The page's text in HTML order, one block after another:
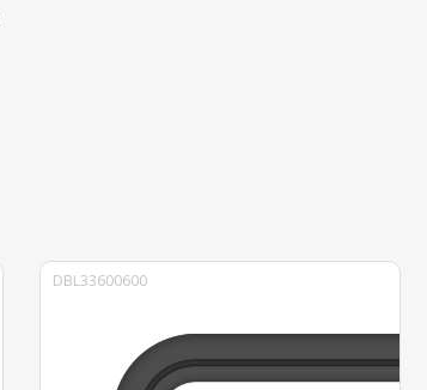
DBL33600600